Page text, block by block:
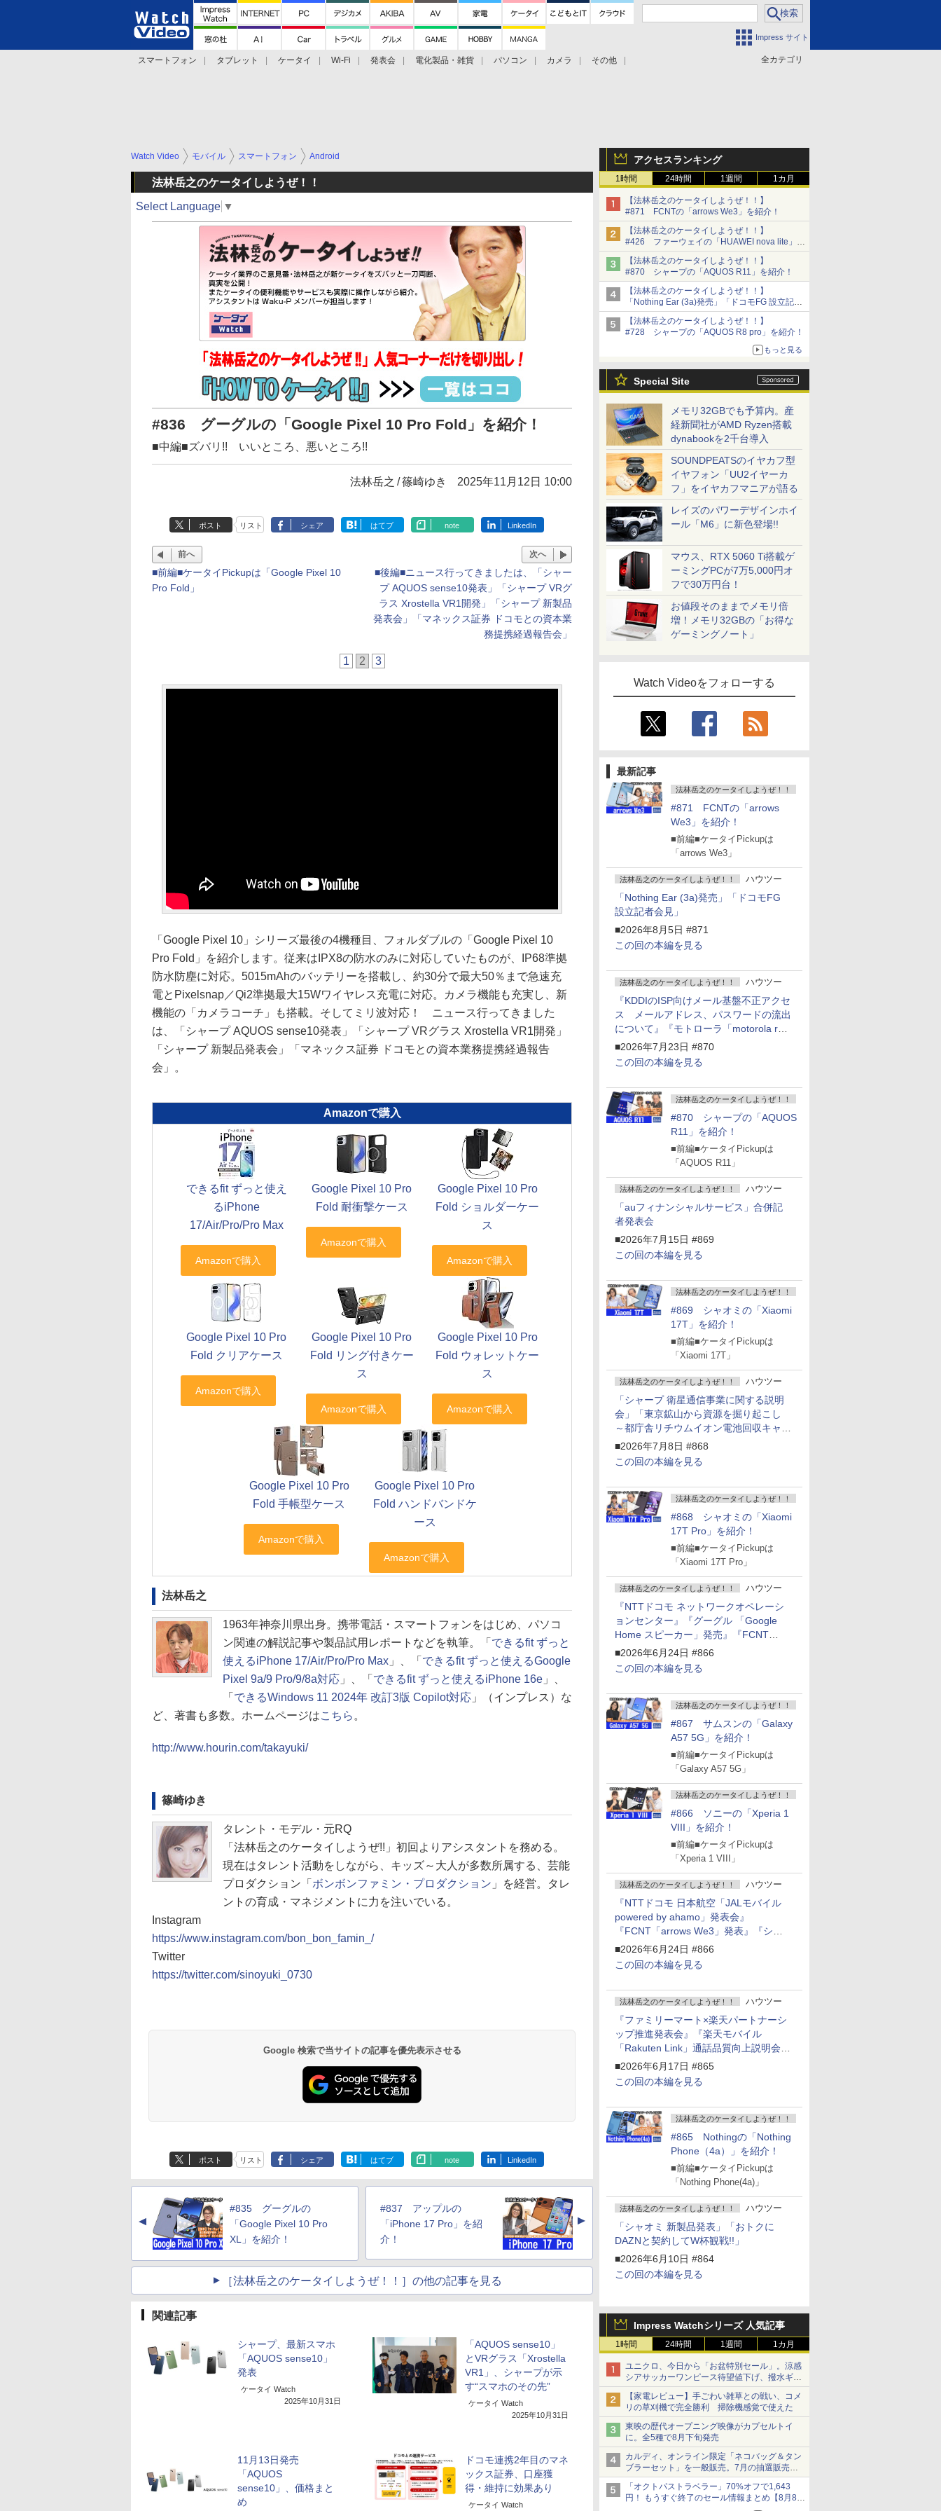
Impress サイト
全カテゴリ
スマートフォン タブレット ケータイ Wi-Fi 発表会 電化製品・雑貨 パソコン カメラ
その他
アクセスランキング
1時間 24時間 1週間 1カ月
【法林岳之のケータイしようぜ！！】
#871 FCNTの「arrows We3」を紹介！
【法林岳之のケータイしようぜ！！】
#426 ファーウェイの「HUAWEI nova lite」を
紹介！
【法林岳之のケータイしようぜ！！】
#870 シャープの「AQUOS R11」を紹介！
【法林岳之のケータイしようぜ！！】
「Nothing Ear (3a)発売」「ドコモFG 設立記者
会見」
【法林岳之のケータイしようぜ！！】
#728 シャープの「AQUOS R8 pro」を紹介！
もっと見る
Special Site
メモリ32GBでも予算内。産
経新聞社がAMD Ryzen搭載
dynabookを2千台導入
SOUNDPEATSのイヤカフ型
イヤフォン「UU2イヤーカ
フ」をイヤカフマニアが語る
レイズのパワーデザインホイ
ール「M6」に新色登場!!
マウス、RTX 5060 Ti搭載ゲ
ーミングPCが7万5,000円オ
フで30万円台！
お値段そのままでメモリ倍
増！メモリ32GBの「お得な
ゲーミングノート」
Watch Videoをフォローする
最新記事
法林岳之のケータイしようぜ！！
#871 FCNTの「arrows
We3」を紹介！
■前編■ケータイPickupは
「arrows We3」
法林岳之のケータイしようぜ！！ ハウツー
「Nothing Ear (3a)発売」「ドコモFG
設立記者会見」
■2026年8月5日 #871
この回の本編を見る
法林岳之のケータイしようぜ！！ ハウツー
『KDDIのISP向けメール基盤不正アクセ
ス メールアドレス、パスワードの流出
について』『モトローラ「motorola razr
fold」発表』『サムスン「Galaxy
Unpacked」開催』
■2026年7月23日 #870
この回の本編を見る
法林岳之のケータイしようぜ！！
#870 シャープの「AQUOS
R11」を紹介！
■前編■ケータイPickupは
「AQUOS R11」
法林岳之のケータイしようぜ！！ ハウツー
「auフィナンシャルサービス」合併記
者発表会
■2026年7月15日 #869
この回の本編を見る
法林岳之のケータイしようぜ！！
#869 シャオミの「Xiaomi
17T」を紹介！
■前編■ケータイPickupは
「Xiaomi 17T」
法林岳之のケータイしようぜ！！ ハウツー
「シャープ 衛星通信事業に関する説明
会」「東京鉱山から資源を掘り起こし
～都庁舎リチウムイオン電池回収キャン
ペーン～」
■2026年7月8日 #868
この回の本編を見る
法林岳之のケータイしようぜ！！
#868 シャオミの「Xiaomi
17T Pro」を紹介！
■前編■ケータイPickupは
「Xiaomi 17T Pro」
法林岳之のケータイしようぜ！！ ハウツー
『NTTドコモ ネットワークオペレーシ
ョンセンター』『グーグル 「Google
Home スピーカー」発売』『FCNT
「arrows Alpha2」発表』『KDDI
「povo2.0」サービス説明会』
■2026年6月24日 #866
この回の本編を見る
法林岳之のケータイしようぜ！！
#867 サムスンの「Galaxy
A57 5G」を紹介！
■前編■ケータイPickupは
「Galaxy A57 5G」
法林岳之のケータイしようぜ！！
#866 ソニーの「Xperia 1
VIII」を紹介！
■前編■ケータイPickupは
「Xperia 1 VIII」
法林岳之のケータイしようぜ！！ ハウツー
『NTTドコモ 日本航空「JALモバイル
powered by ahamo」発表会』
『FCNT「arrows We3」発表』『シャ
ープ 新製品発表会』
■2026年6月24日 #866
この回の本編を見る
法林岳之のケータイしようぜ！！ ハウツー
『ファミリーマート×楽天パートナーシ
ップ推進発表会』『楽天モバイル
「Rakuten Link」通話品質向上説明会』
『Google Storeを今年夏、東京・表参道
にオープン』『KDDI ローソン「ハッピ
ーローソンタウン池田伏尾台店」オープ
■2026年6月17日 #865
この回の本編を見る
法林岳之のケータイしようぜ！！
#865 Nothingの「Nothing
Phone（4a）」を紹介！
■前編■ケータイPickupは
「Nothing Phone(4a)」
法林岳之のケータイしようぜ！！ ハウツー
「シャオミ 新製品発表」「おトクに
DAZNと契約してW杯観戦!!」
■2026年6月10日 #864
この回の本編を見る
Impress Watchシリーズ 人気記事
1時間 24時間 1週間 1カ月
ユニクロ、今日から「お盆特別セール」。涼感
シアサッカーワンピース待望値下げ、撥水ギア
ショーツは1990円に
【家電レビュー】手ごわい雑草との戦い、コメ
リの草刈機で完全勝利 掃除機感覚で使えた
東映の歴代オープニング映像がカプセルトイ
に。全5種で8月下旬発売
カルディ、オンライン限定「ネコバッグ＆タン
ブラーセット」を一般販売。7月の抽選販売の
当選無効分
「オクトパストラベラー」70%オフで1,643
円！ もうすぐ終了のセール情報まとめ【8月8日
Watch Video モバイル スマートフォン Android
法林岳之のケータイしようぜ！！
Select Language ▼
#836 グーグルの「Google Pixel 10 Pro Fold」を紹介！
■中編■ズバリ!! いいところ、悪いところ!!
法林岳之 篠崎ゆき 2025年11月12日 10:00
ポスト リスト シェア はてブ note LinkedIn
前へ
■前編■ケータイPickupは「Google Pixel 10
Pro Fold」
次へ
■後編■ニュース行ってきましたは、「シャー
プ AQUOS sense10発表」「シャープ VRグ
ラス Xrostella VR1開発」「シャープ 新製品
発表会」「マネックス証券 ドコモとの資本業
務提携経過報告会」
1 2 3
「Google Pixel 10」シリーズ最後の4機種目、フォルダブルの「Google Pixel 10
Pro Fold」を紹介します。従来はIPX8の防水のみに対応していたものが、IP68準拠
防水防塵に対応。5015mAhのバッテリーを搭載し、約30分で最大50％まで急速充
電とPixelsnap／Qi2準拠最大15Wワイヤレス充電に対応。カメラ機能も充実し、新
機能の「カメラコーチ」も搭載。そしてミリ波対応！ ニュース行ってきました
は、「シャープ AQUOS sense10発表」「シャープ VRグラス Xrostella VR1開発」
「シャープ 新製品発表会」「マネックス証券 ドコモとの資本業務提携経過報告
会」。
Amazonで購入
できるfit ずっと使え
るiPhone
17/Air/Pro/Pro Max
Google Pixel 10 Pro
Fold 耐衝撃ケース
Google Pixel 10 Pro
Fold ショルダーケー
ス
Google Pixel 10 Pro
Fold クリアケース
Google Pixel 10 Pro
Fold リング付きケー
ス
Google Pixel 10 Pro
Fold ウォレットケー
ス
Google Pixel 10 Pro
Fold 手帳型ケース
Google Pixel 10 Pro
Fold ハンドバンドケ
ース
法林岳之
1963年神奈川県出身。携帯電話・スマートフォンをはじめ、パソコ
ン関連の解説記事や製品試用レポートなどを執筆。「 できるfit ずっと
使えるiPhone 17/Air/Pro/Pro Max 」、「 できるfit ずっと使えるGoogle
Pixel 9a/9 Pro/9/8a対応 」、「 できるfit ずっと使えるiPhone 16e 」、
「 できるWindows 11 2024年 改訂3版 Copilot対応 」（インプレス）な
ど、著書も多数。ホームページはこちら 。
http://www.hourin.com/takayuki/
篠崎ゆき
タレント・モデル・元RQ
「法林岳之のケータイしようぜ!!」初回よりアシスタントを務める。
現在はタレント活動をしながら、キッズ～大人が多数所属する、芸能
プロダクション「 ボンボンファミン・プロダクション 」を経営。タレ
ントの育成・マネジメントに力を注いでいる。
Instagram
https://www.instagram.com/bon_bon_famin_/
Twitter
https://twitter.com/sinoyuki_0730
Google 検索で当サイトの記事を優先表示させる
ポスト リスト シェア はてブ note LinkedIn
▲
#835 グーグルの
「Google Pixel 10 Pro
XL」を紹介！
#837 アップルの
「iPhone 17 Pro」を紹
介！
▲
［法林岳之のケータイしようぜ！！］の他の記事を見る
関連記事
シャープ、最新スマホ
「AQUOS sense10」
発表
ケータイ Watch
2025年10月31日
「AQUOS sense10」
とVRグラス「Xrostella
VR1」、シャープが示
す“スマホのその先”
ケータイ Watch
2025年10月31日
11月13日発売
「AQUOS
sense10」、価格まと
め
ドコモ連携2年目のマネ
ックス証券、口座獲
得・維持に効果あり
ケータイ Watch